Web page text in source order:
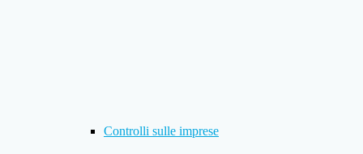
Controlli sulle imprese